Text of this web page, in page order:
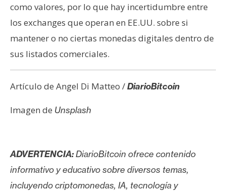
como valores, por lo que hay incertidumbre entre
los exchanges que operan en EE.UU. sobre si
mantener o no ciertas monedas digitales dentro de
sus listados comerciales.
Artículo de Angel Di Matteo /DiarioBitcoin
Imagen de Unsplash
ADVERTENCIA:DiarioBitcoin ofrece contenido
informativo y educativo sobre diversos temas,
incluyendo criptomonedas, IA, tecnología y